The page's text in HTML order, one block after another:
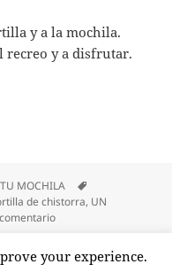
y a la mochila.
recreo y a disfrutar.
MOCHILA
de chistorra, UN
en Bocata de tortilla de
your experience.